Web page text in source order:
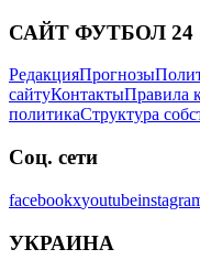
САЙТ ФУТБОЛ 24
РедакцияПрогнозы
сайтуКонтактыПравила
политикаСтруктура
Соц. сети
facebookxyoutube
УКРАИНА